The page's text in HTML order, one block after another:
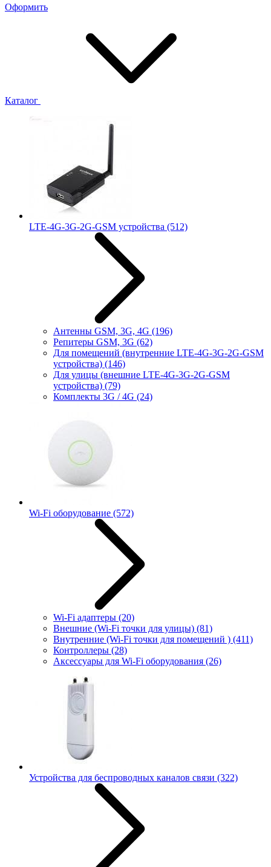
Оформить
Каталог
LTE-4G-3G-2G-GSM устройства (512)
Антенны GSM, 3G, 4G (196)
Репитеры GSM, 3G (62)
Для помещений (внутренние LTE-4G-3G-2G-GSM
устройства) (146)
Для улицы (внешние LTE-4G-3G-2G-GSM
устройства) (79)
Комплекты 3G / 4G (24)
Wi-Fi оборудование (572)
Wi-Fi адаптеры (20)
Внешние (Wi-Fi точки для улицы) (81)
Внутренние (Wi-Fi точки для помещений ) (411)
Контроллеры (28)
Аксессуары для Wi-Fi оборудования (26)
Устройства для беспроводных каналов связи (322)